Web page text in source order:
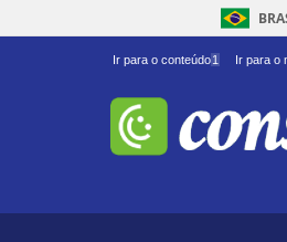
Ir para o conteúdo1 Ir para o